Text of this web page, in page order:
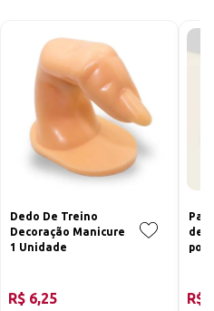
Dedo De Treino
Decoração Manicure
1 Unidade
R$ 6,25
Par
de
R$